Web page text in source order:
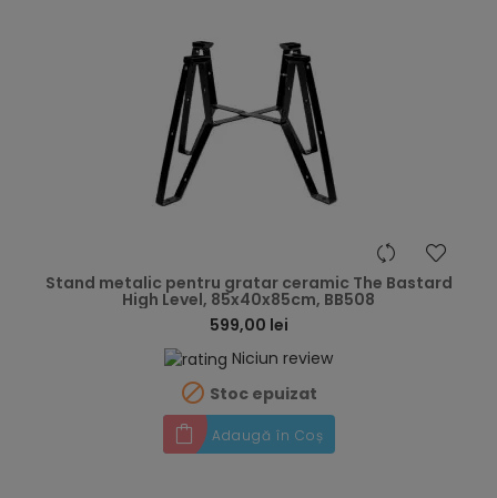
Stand metalic pentru gratar ceramic The Bastard
High Level, 85x40x85cm, BB508
599,00 lei
Niciun review
 Stoc epuizat
Adaugă în Coș